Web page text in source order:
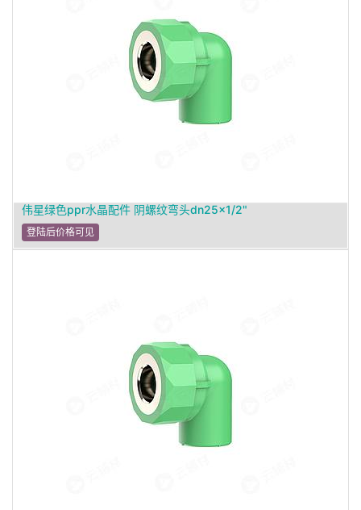
伟星绿色ppr水晶配件 阴螺纹弯头dn25×1/2"
登陆后价格可见